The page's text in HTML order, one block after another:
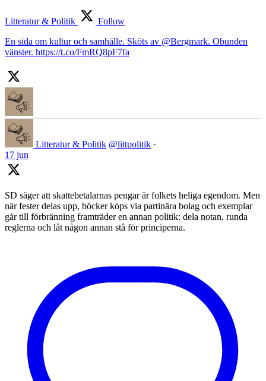
Litteratur & Politik
Follow
En sida om kultur och samhälle. Sköts av @Bergmark. Obunden
vänster. https://t.co/FmRQ8pF7fa
Litteratur & Politik @littpolitik ·
17 jun
SD säger att skattebetalarnas pengar är folkets heliga egendom. Men
när fester delas upp, böcker köps via partinära bolag och exemplar
går till förbränning framträder en annan politik: dela notan, runda
reglerna och låt någon annan stå för principerna.